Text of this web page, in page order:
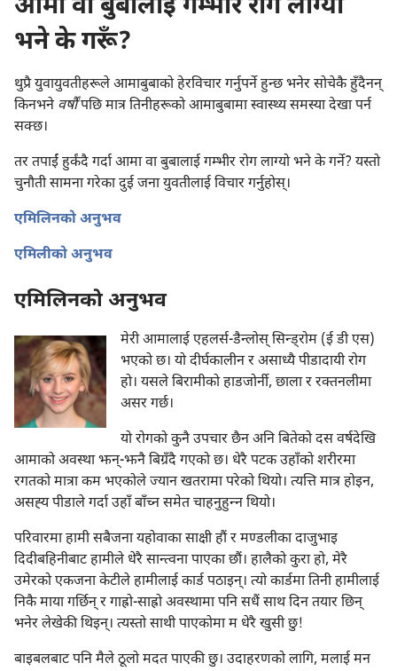
आमा वा बुबालाई गम्भीर रोग लाग्यो
भने के गरूँ?
थुप्रै युवायुवतीहरूले आमाबुबाको हेरविचार गर्नुपर्ने हुन्छ भनेर सोचेकै हुँदैनन्‌
किनभनेवर्षौंपछि मात्र तिनीहरूको आमाबुबामा स्वास्थ्य समस्या देखा पर्न
सक्छ।
तर तपाईं हुर्कंदै गर्दा आमा वा बुबालाई गम्भीर रोग लाग्यो भने के गर्ने? यस्तो
चुनौती सामना गरेका दुई जना युवतीलाई विचार गर्नुहोस्‌।
एमिलिनको अनुभव
एमिलीको अनुभव
एमिलिनको अनुभव
मेरी आमालाई एहलर्स-डैन्लोस्‌ सिन्ड्रोम (ई डी एस)
भएको छ। यो दीर्घकालीन र असाध्यै पीडादायी रोग
हो। यसले बिरामीको हाडजोर्नी, छाला र रक्‍तनलीमा
असर गर्छ।
यो रोगको कुनै उपचार छैन अनि बितेको दस वर्षदेखि
आमाको अवस्था झन्‌-झनै बिग्रँदै गएको छ। धेरै पटक उहाँको शरीरमा
रगतको मात्रा कम भएकोले ज्यान खतरामा परेको थियो। त्यत्ति मात्र होइन,
असह्‍य पीडाले गर्दा उहाँ बाँच्न समेत चाहनुहुन्‍न थियो।
परिवारमा हामी सबैजना यहोवाका साक्षी हौं र मण्डलीका दाजुभाइ
दिदीबहिनीबाट हामीले धेरै सान्त्वना पाएका छौं। हालैको कुरा हो, मेरै
उमेरको एकजना केटीले हामीलाई कार्ड पठाइन्‌। त्यो कार्डमा तिनी हामीलाई
निकै माया गर्छिन्‌ र गाह्रो-साह्रो अवस्थामा पनि सधैं साथ दिन तयार छिन्‌
भनेर लेखेकी थिइन्‌। त्यस्तो साथी पाएकोमा म धेरै खुसी छु!
बाइबलबाट पनि मैले ठूलो मदत पाएकी छु। उदाहरणको लागि, मलाई मन